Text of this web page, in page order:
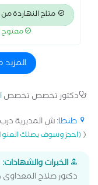
متاح النهاردة من 12:00 مساءً
مفتوح
دكتور تخصص تخصص
طنطا: ش المديرية
((احجز وسوف يصلك
الخبرات والشهادات:
دكتور صلاح المعداوى